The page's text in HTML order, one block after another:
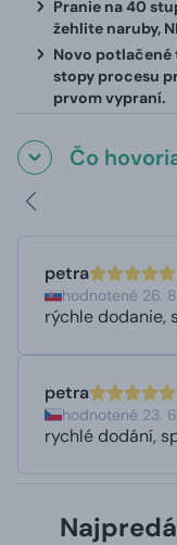
Pranie na 40
žehlite naruby,
Novo potlačené
stopy procesu
prvom vypraní.
Čo
petra
hodnotené 26.
rýchle dodanie,
petra
hodnotené 23.
rychlé dodání,